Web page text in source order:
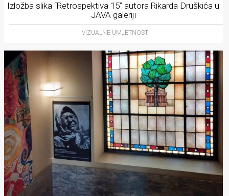
Izložba slika “Retrospektiva 15” autora Rikarda Druškića u
JAVA galeriji
VIZUALNE UMJETNOSTI